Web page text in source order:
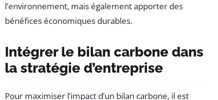
l’environnement, mais également apporter des
bénéfices économiques durables.
Intégrer le bilan carbone dans
la stratégie d’entreprise
Pour maximiser l’impact d’un bilan carbone, il est